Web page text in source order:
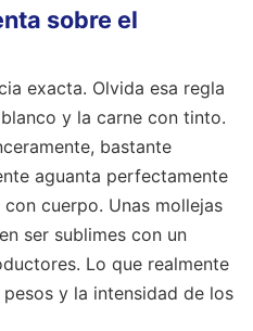
sobre el
exacta. Olvida esa regla
y la carne con tinto.
bastante
aguanta perfectamente
cuerpo. Unas mollejas
ser sublimes con un
Lo que realmente
y la intensidad de los